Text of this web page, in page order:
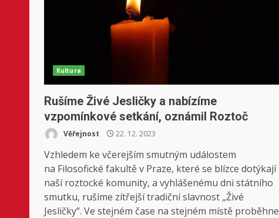
Kultura
Rušíme Živé Jesličky a nabízíme
vzpomínkové setkání, oznámil Roztoč
Věřejnost 22. 12. 2023
Vzhledem ke včerejším smutným událostem
na Filosofické fakultě v Praze, které se blízce dotýkají
naší roztocké komunity, a vyhlášenému dni státního
smutku, rušíme zítřejší tradiční slavnost „Živé
Jesličky“. Ve stejném čase na stejném místě proběhne